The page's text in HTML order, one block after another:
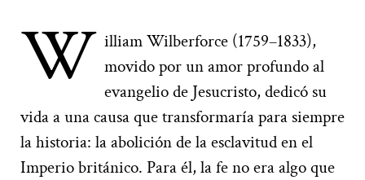
W illiam Wilberforce (1759–1833),
movido por un amor profundo al
evangelio de Jesucristo, dedicó su
vida a una causa que transformaría para siempre
la historia: la abolición de la esclavitud en el
Imperio británico. Para él, la fe no era algo que